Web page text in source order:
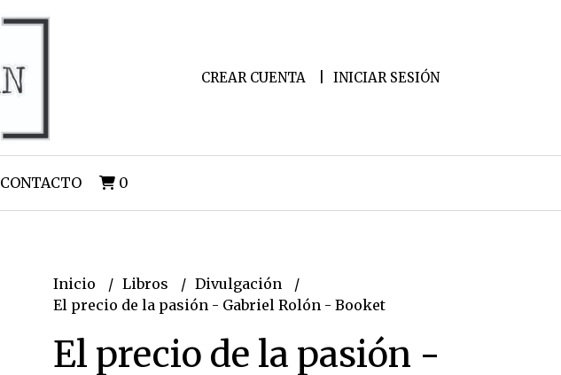
CREAR CUENTA INICIAR SESIÓN
CONTACTO 0
Inicio Libros
Divulgación
El precio de la pasión - Gabriel Rolón - Booket
El precio de la pasión -